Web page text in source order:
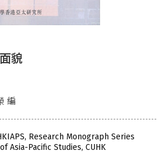
貌
編
Research Monograph Series
Asia-Pacific Studies, CUHK